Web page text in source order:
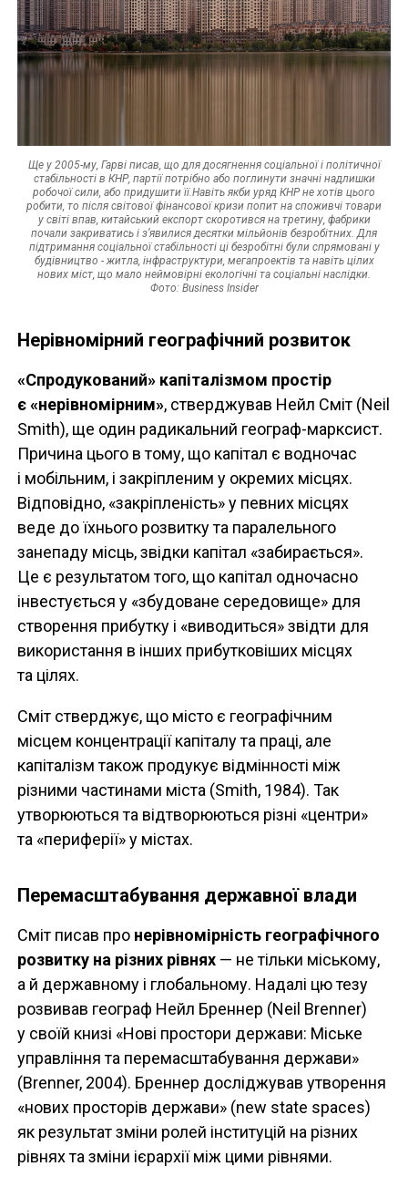
Ще у 2005-му, Гарві писав, що для досягнення соціальної і політичної
стабільності в КНР, партії потрібно або поглинути значні надлишки
робочої сили, або придушити її.Навіть якби уряд КНР не хотів цього
робити, то після світової фінансової кризи попит на споживчі товари
у світі впав, китайський експорт скоротився на третину, фабрики
почали закриватись і з’явилися десятки мільйонів безробітних. Для
підтримання соціальної стабільності ці безробітні були спрямовані у
будівництво - житла, інфраструктури, мегапроектів та навіть цілих
нових міст, що мало неймовірні екологічні та соціальні наслідки.
Фото: Business Insider
Нерівномірний географічний розвиток
«Спродукований» капіталізмом простір
є «нерівномірним», стверджував Нейл Сміт (Neil
Smith), ще один радикальний географ-марксист.
Причина цього в тому, що капітал є водночас
і мобільним, і закріпленим у окремих місцях.
Відповідно, «закріпленість» у певних місцях
веде до їхнього розвитку та паралельного
занепаду місць, звідки капітал «забирається».
Це є результатом того, що капітал одночасно
інвестується у «збудоване середовище» для
створення прибутку і «виводиться» звідти для
використання в інших прибутковіших місцях
та цілях.
Сміт стверджує, що місто є географічним
місцем концентрації капіталу та праці, але
капіталізм також продукує відмінності між
різними частинами міста (Smith, 1984). Так
утворюються та відтворюються різні «центри»
та «периферії» у містах.
Перемасштабування державної влади
Сміт писав про нерівномірність географічного
розвитку на різних рівнях — не тільки міському,
а й державному і глобальному. Надалі цю тезу
розвивав географ Нейл Бреннер (Neil Brenner)
у своїй книзі «Нові простори держави: Міське
управління та перемасштабування держави»
(Brenner, 2004). Бреннер досліджував утворення
«нових просторів держави» (new state spaces)
як результат зміни ролей інституцій на різних
рівнях та зміни ієрархії між цими рівнями.